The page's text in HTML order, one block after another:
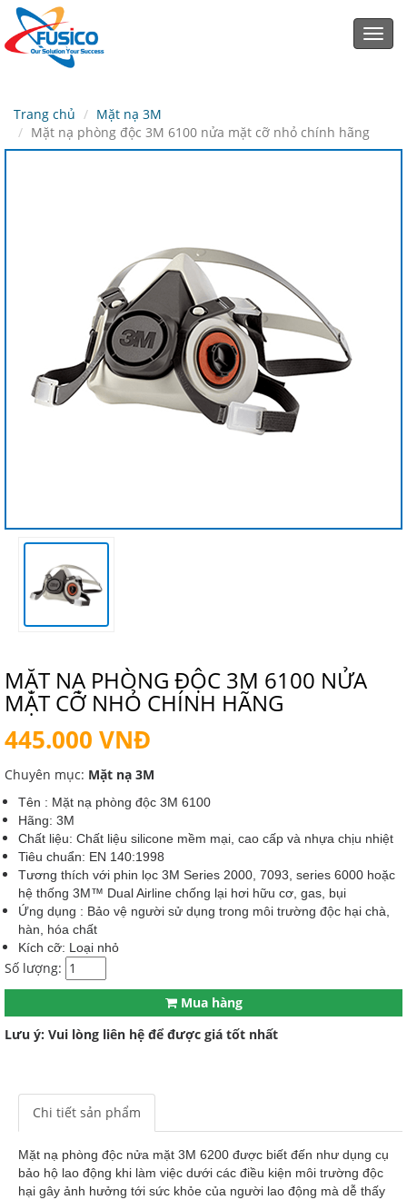
Trang chủ
Mặt nạ 3M
Mặt nạ phòng độc 3M 6100 nửa mặt cỡ nhỏ chính hãng
MẶT NẠ PHÒNG ĐỘC 3M 6100 NỬA
MẶT CỠ NHỎ CHÍNH HÃNG
445.000 VNĐ
Chuyên mục: Mặt nạ 3M
Tên : Mặt nạ phòng độc 3M 6100
Hãng: 3M
Chất liệu: Chất liệu silicone mềm mại, cao cấp và nhựa chịu nhiệt
Tiêu chuẩn: EN 140:1998
Tương thích với phin lọc 3M Series 2000, 7093, series 6000 hoặc
hệ thống 3M™ Dual Airline chống lại hơi hữu cơ, gas, bụi
Ứng dụng : Bảo vệ người sử dụng trong môi trường độc hại chà,
hàn, hóa chất
Kích cỡ: Loại nhỏ
Số lượng:
Mua hàng
Lưu ý: Vui lòng liên hệ để được giá tốt nhất
Chi tiết sản phẩm
Mặt nạ phòng độc nửa mặt 3M 6200 được biết đến như dụng cụ
bảo hộ lao động khi làm việc dưới các điều kiện môi trường độc
hại gây ảnh hưởng tới sức khỏe của người lao động mà dễ thấy